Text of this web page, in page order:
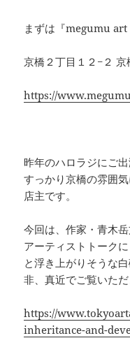
まずは『megumu art
京橋２丁目１２−２
https://
昨年のハロラジにご
すっかり京橋の雰囲
店主です。
今回は、作家・青木
アーティストトーク
と浮き上がりそうな
非、真近でご覧いただ
https://
inheritance-and-